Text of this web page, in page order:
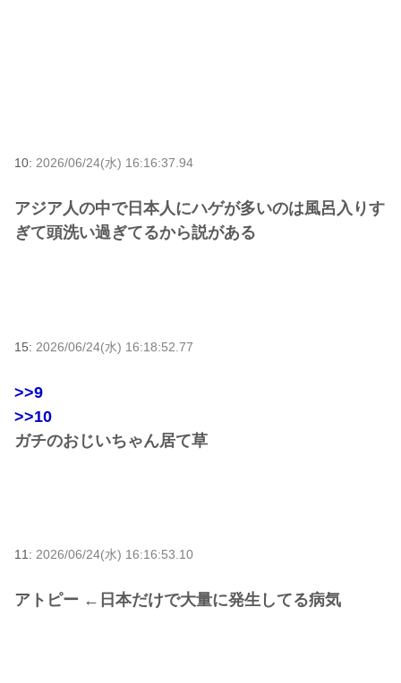
10: 2026/06/24(水) 16:16:37.94
アジア人の中で日本人にハゲが多いのは風呂入りす
ぎて頭洗い過ぎてるから説がある
15: 2026/06/24(水) 16:18:52.77
>>9
>>10
ガチのおじいちゃん居て草
11: 2026/06/24(水) 16:16:53.10
アトピー ←日本だけで大量に発生してる病気